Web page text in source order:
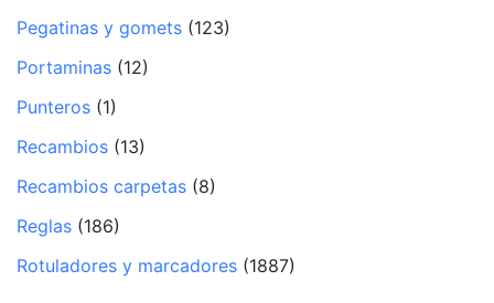
Pegatinas y gomets (123)
Portaminas (12)
Punteros (1)
Recambios (13)
Recambios carpetas (8)
Reglas (186)
Rotuladores y marcadores (1887)